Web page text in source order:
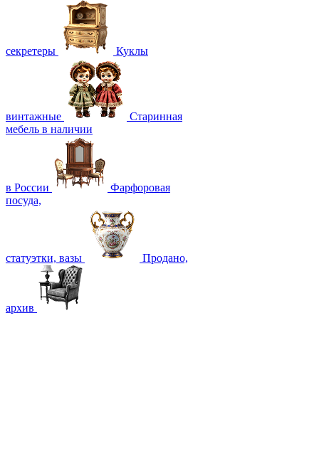
секретеры Куклы
винтажные
Старинная
мебель в наличии
в России
Фарфоровая
посуда,
статуэтки, вазы Продано,
архив